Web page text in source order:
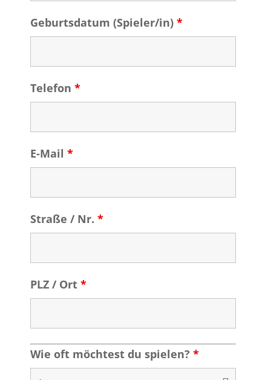
Geburtsdatum (Spieler/in) *
Telefon *
E-Mail *
Straße / Nr. *
PLZ / Ort *
Wie oft möchtest du spielen? *